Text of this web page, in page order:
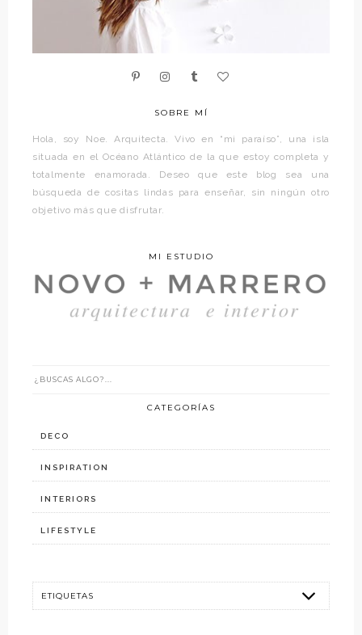
SOBRE MÍ
Hola, soy Noe. Arquitecta. Vivo en “mi paraíso”, una isla
situada en el Océano Atlántico de la que estoy completa y
totalmente enamorada. Deseo que este blog sea una
búsqueda de cositas lindas para enseñar, sin ningún otro
objetivo más que disfrutar.
MI ESTUDIO
CATEGORÍAS
DECO
INSPIRATION
INTERIORS
LIFESTYLE